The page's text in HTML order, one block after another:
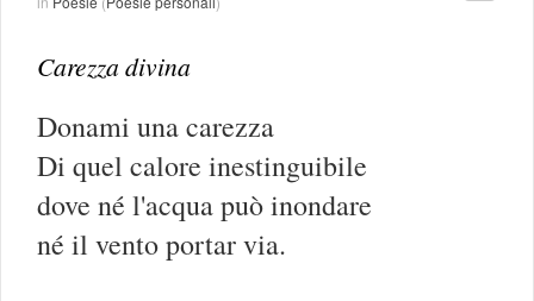
Carezza divina
Donami una carezza
Di quel calore inestinguibile
dove né l'acqua può inondare
né il vento portar via.